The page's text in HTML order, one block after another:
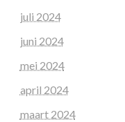
juli 2024
juni 2024
mei 2024
april 2024
maart 2024